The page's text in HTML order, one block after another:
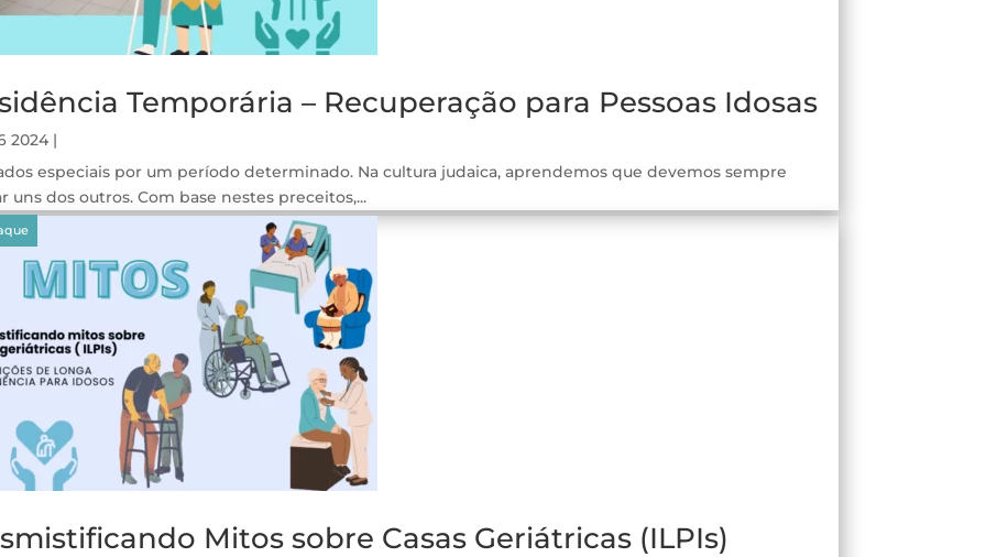
Temporária – Recuperação para Pessoas Idosas
2024 |
especiais por um período determinado. Na cultura judaica, aprendemos que devemos sempre
uns dos outros. Com base nestes preceitos,...
Mitos sobre Casas Geriátricas (ILPIs)